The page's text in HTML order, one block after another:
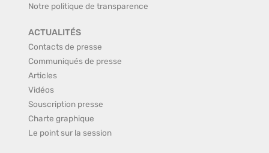
Notre politique de transparence
ACTUALITÉS
Contacts de presse
Communiqués de presse
Articles
Vidéos
Souscription presse
Charte graphique
Le point sur la session